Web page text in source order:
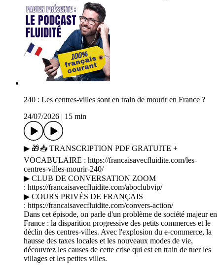
240 : Les centres-villes sont en train de mourir en France ?
24/07/2026
15 min
▶ 🎁📥 TRANSCRIPTION PDF GRATUITE +
VOCABULAIRE : https://francaisavecfluidite.com/les-
centres-villes-mourir-240/
▶ CLUB DE CONVERSATION ZOOM
: https://francaisavecfluidite.com/aboclubvip/
▶ COURS PRIVÉS DE FRANÇAIS
: https://francaisavecfluidite.com/convers-action/
Dans cet épisode, on parle d'un problème de société majeur en
France : la disparition progressive des petits commerces et le
déclin des centres-villes. Avec l'explosion du e-commerce, la
hausse des taxes locales et les nouveaux modes de vie,
découvrez les causes de cette crise qui est en train de tuer les
villages et les petites villes.